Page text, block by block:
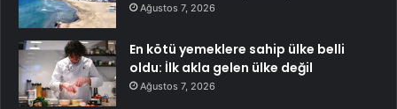
Ağustos 7, 2026
En kötü yemeklere sahip ülke belli
oldu: İlk akla gelen ülke değil
Ağustos 7, 2026